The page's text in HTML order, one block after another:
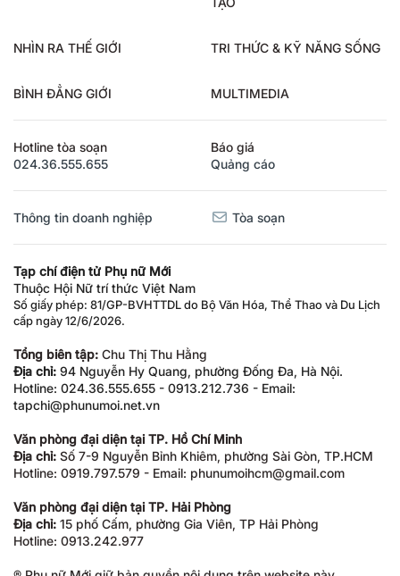
NHÌN RA THẾ GIỚI TRI THỨC & KỸ NĂNG SỐNG
BÌNH ĐẲNG GIỚI MULTIMEDIA
Hotline tòa soạn
024.36.555.655
Báo giá
Quảng cáo
Thông tin doanh nghiệp Tòa soạn
Tạp chí điện tử Phụ nữ Mới
Thuộc Hội Nữ trí thức Việt Nam
Số giấy phép: 81/GP-BVHTTDL do Bộ Văn Hóa, Thể Thao và Du Lịch
cấp ngày 12/6/2026.
Tổng biên tập: Chu Thị Thu Hằng
Địa chỉ: 94 Nguyễn Hy Quang, phường Đống Đa, Hà Nội.
Hotline: 024.36.555.655 - 0913.212.736 - Email:
tapchi@phunumoi.net.vn
Văn phòng đại diện tại TP. Hồ Chí Minh
Địa chỉ: Số 7-9 Nguyễn Bỉnh Khiêm, phường Sài Gòn, TP.HCM
Hotline: 0919.797.579 - Email: phunumoihcm@gmail.com
Văn phòng đại diện tại TP. Hải Phòng
Địa chỉ: 15 phố Cấm, phường Gia Viên, TP Hải Phòng
Hotline: 0913.242.977
® Phụ nữ Mới giữ bản quyền nội dung trên website này.